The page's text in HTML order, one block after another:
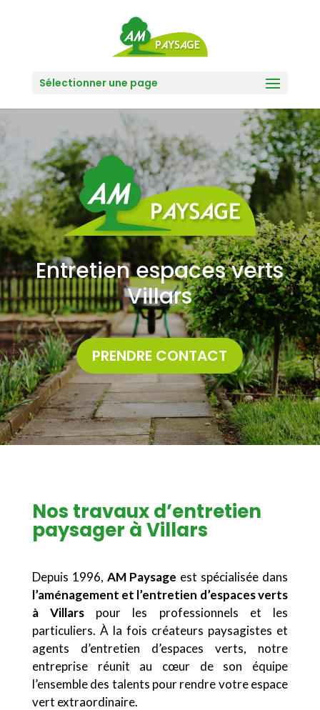
Sélectionner une page
Entretien espaces verts
Villars
PRENDRE CONTACT
Nos travaux d’entretien
paysager à Villars
Depuis 1996, AM Paysage est spécialisée dans
l’aménagement et l’entretien d’espaces verts
à Villars pour les professionnels et les
particuliers. À la fois créateurs paysagistes et
agents d’entretien d’espaces verts, notre
entreprise réunit au cœur de son équipe
l’ensemble des talents pour rendre votre espace
vert extraordinaire.